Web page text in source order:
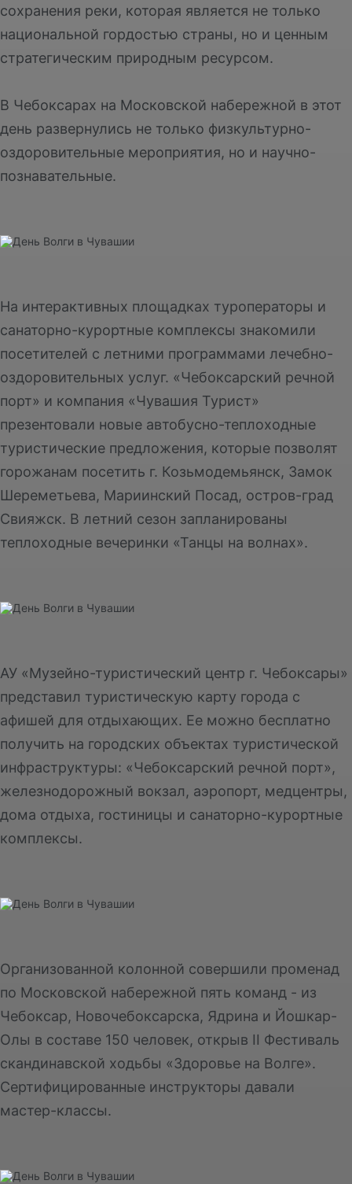
сохранения реки, которая является не только
национальной гордостью страны, но и ценным
стратегическим природным ресурсом.
В Чебоксарах на Московской набережной в этот
день развернулись не только физкультурно-
оздоровительные мероприятия, но и научно-
познавательные.
На интерактивных площадках туроператоры и
санаторно-курортные комплексы знакомили
посетителей с летними программами лечебно-
оздоровительных услуг. «Чебоксарский речной
порт» и компания «Чувашия Турист»
презентовали новые автобусно-теплоходные
туристические предложения, которые позволят
горожанам посетить г. Козьмодемьянск, Замок
Шереметьева, Мариинский Посад, остров-град
Свияжск. В летний сезон запланированы
теплоходные вечеринки «Танцы на волнах».
АУ «Музейно-туристический центр г. Чебоксары»
представил туристическую карту города с
афишей для отдыхающих. Ее можно бесплатно
получить на городских объектах туристической
инфраструктуры: «Чебоксарский речной порт»,
железнодорожный вокзал, аэропорт, медцентры,
дома отдыха, гостиницы и санаторно-курортные
комплексы.
Организованной колонной совершили променад
по Московской набережной пять команд - из
Чебоксар, Новочебоксарска, Ядрина и Йошкар-
Олы в составе 150 человек, открыв II Фестиваль
скандинавской ходьбы «Здоровье на Волге».
Сертифицированные инструкторы давали
мастер-классы.